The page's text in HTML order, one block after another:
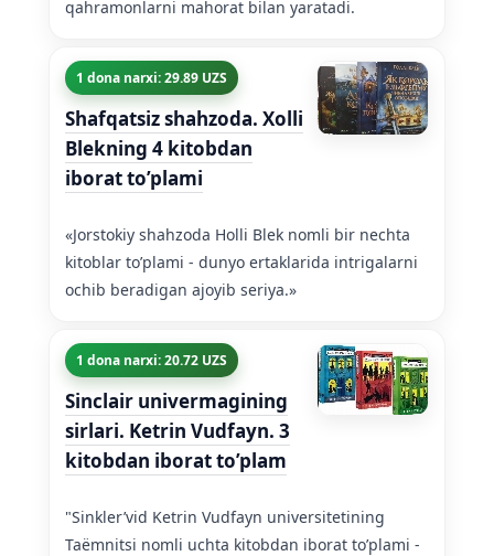
qahramonlarni mahorat bilan yaratadi.
1 dona narxi: 29.89 UZS
Shafqatsiz shahzoda. Xolli
Blekning 4 kitobdan
iborat to’plami
«Jorstokiy shahzoda Holli Blek nomli bir nechta
kitoblar to’plami - dunyo ertaklarida intrigalarni
ochib beradigan ajoyib seriya.»
1 dona narxi: 20.72 UZS
Sinclair univermagining
sirlari. Ketrin Vudfayn. 3
kitobdan iborat to’plam
"Sinkler’vid Ketrin Vudfayn universitetining
Taëmnitsi nomli uchta kitobdan iborat to’plami -